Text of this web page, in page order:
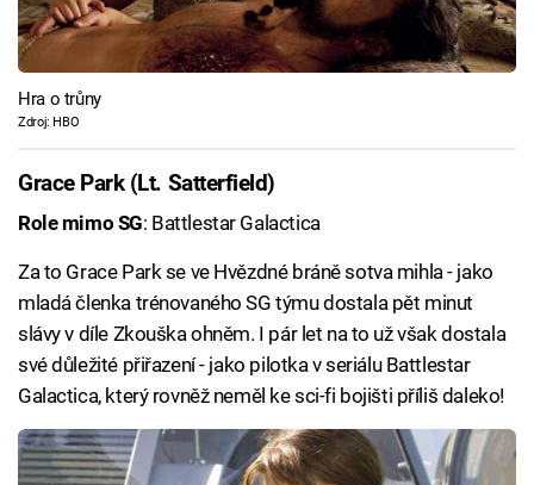
Hra o trůny
Zdroj: HBO
Grace Park (Lt. Satterfield)
Role mimo SG: Battlestar Galactica
Za to Grace Park se ve Hvězdné bráně sotva mihla - jako
mladá členka trénovaného SG týmu dostala pět minut
slávy v díle Zkouška ohněm. I pár let na to už však dostala
své důležité přiřazení - jako pilotka v seriálu Battlestar
Galactica, který rovněž neměl ke sci-fi bojišti příliš daleko!